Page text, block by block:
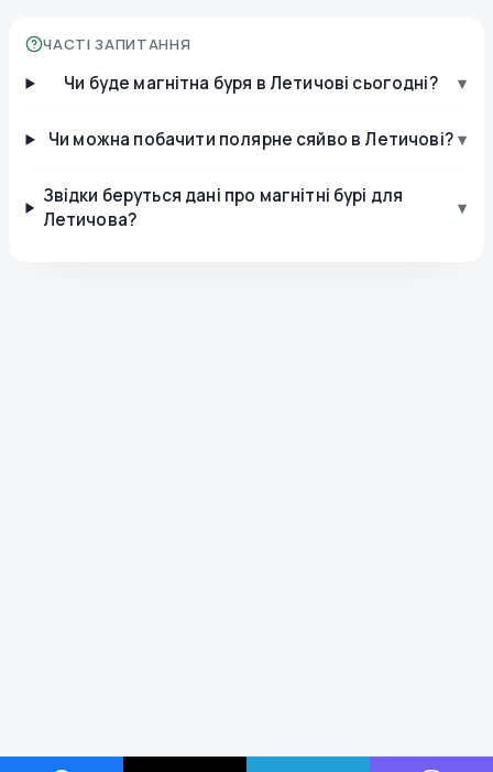
ЧАСТІ ЗАПИТАННЯ
Чи буде магнітна буря в Летичові сьогодні? ▾
Чи можна побачити полярне сяйво в Летичові? ▾
Звідки беруться дані про магнітні бурі для
Летичова?
▾